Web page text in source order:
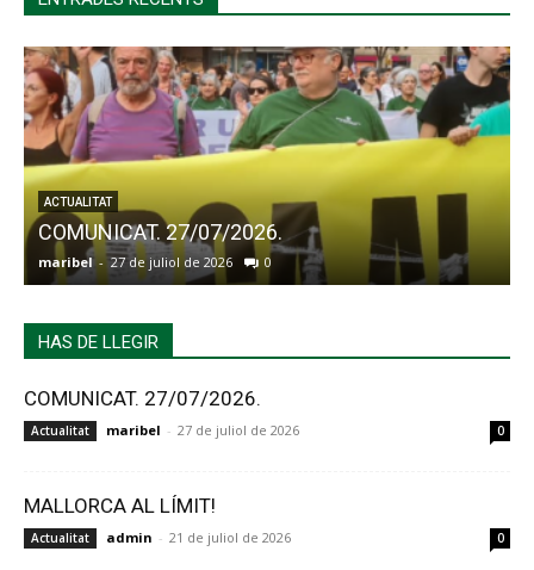
ACTUALITAT
COMUNICAT. 27/07/2026.
maribel - 27 de juliol de 2026 0
HAS DE LLEGIR
COMUNICAT. 27/07/2026.
Actualitat maribel - 27 de juliol de 2026 0
MALLORCA AL LÍMIT!
Actualitat admin - 21 de juliol de 2026 0